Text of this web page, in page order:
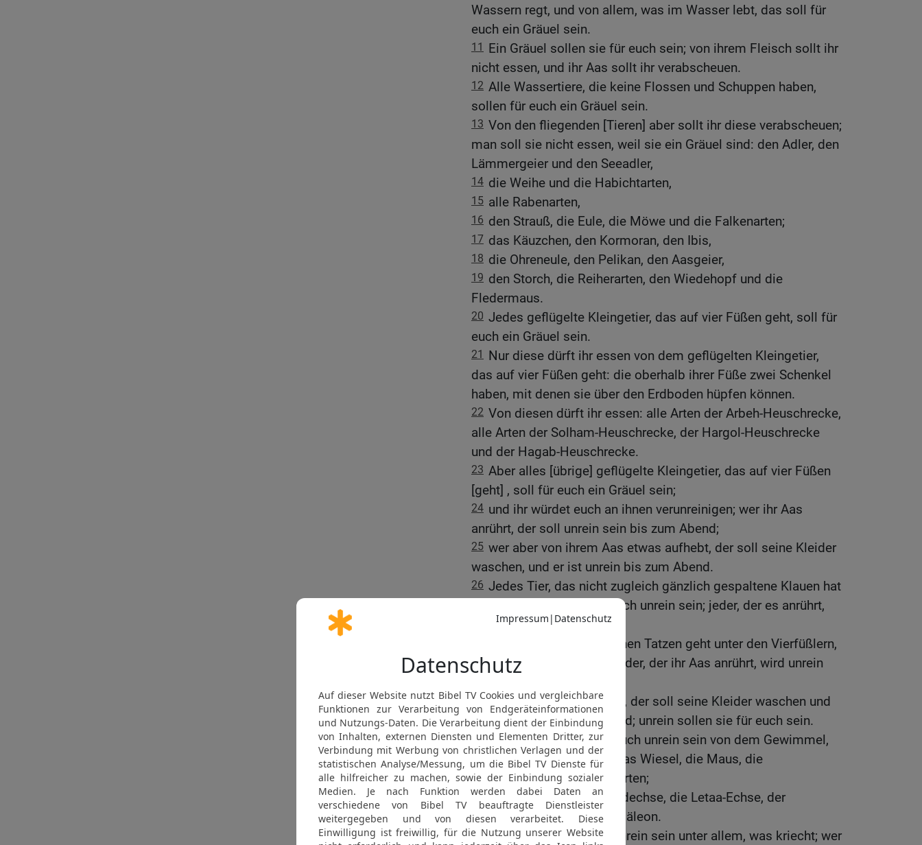
Wassern regt, und von allem, was im Wasser lebt, das soll für
euch ein Gräuel sein.
11
Ein Gräuel sollen sie für euch sein; von ihrem Fleisch sollt ihr
nicht essen, und ihr Aas sollt ihr verabscheuen.
12 Alle Wassertiere, die keine Flossen und Schuppen haben,
sollen für euch ein Gräuel sein.
13 Von den fliegenden [Tieren] aber sollt ihr diese verabscheuen;
man soll sie nicht essen, weil sie ein Gräuel sind: den Adler, den
Lämmergeier und den Seeadler,
14 die Weihe und die Habichtarten,
15 alle Rabenarten,
16 den Strauß, die Eule, die Möwe und die Falkenarten;
17 das Käuzchen, den Kormoran, den Ibis,
18 die Ohreneule, den Pelikan, den Aasgeier,
19 den Storch, die Reiherarten, den Wiedehopf und die
Fledermaus.
20 Jedes geflügelte Kleingetier, das auf vier Füßen geht, soll für
euch ein Gräuel sein.
21
Nur diese dürft ihr essen von dem geflügelten Kleingetier,
das auf vier Füßen geht: die oberhalb ihrer Füße zwei Schenkel
haben, mit denen sie über den Erdboden hüpfen können.
22 Von diesen dürft ihr essen: alle Arten der Arbeh-Heuschrecke,
alle Arten der Solham-Heuschrecke, der Hargol-Heuschrecke
und der Hagab-Heuschrecke.
23 Aber alles [übrige] geflügelte Kleingetier, das auf vier Füßen
[geht] , soll für euch ein Gräuel sein;
24 und ihr würdet euch an ihnen verunreinigen; wer ihr Aas
anrührt, der soll unrein sein bis zum Abend;
25 wer aber von ihrem Aas etwas aufhebt, der soll seine Kleider
waschen, und er ist unrein bis zum Abend.
26 Jedes Tier, das nicht zugleich gänzlich gespaltene Klauen hat
und wiederkäut, soll für euch unrein sein; jeder, der es anrührt,
wird unrein.
Auch alles, was auf seinen Tatzen geht unter den Vierfüßlern,
soll für euch unrein sein; jeder, der ihr Aas anrührt, wird unrein
28 und wer ihr Aas aufhebt, der soll seine Kleider waschen und
bleibt unrein bis zum Abend; unrein sollen sie für euch sein.
29 Auch diese sollen für euch unrein sein von dem Gewimmel,
das auf der Erde kriecht: das Wiesel, die Maus, die
verschiedenen Eidechsenarten;
30 der Gecko, die Mauereidechse, die Letaa-Echse, der
Salamander und das Chamäleon.
31 Diese sollen für euch unrein sein unter allem, was kriecht; wer